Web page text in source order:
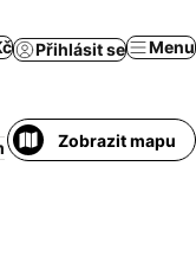
Přihlásit se Menu
povoleni
Zobrazit mapu